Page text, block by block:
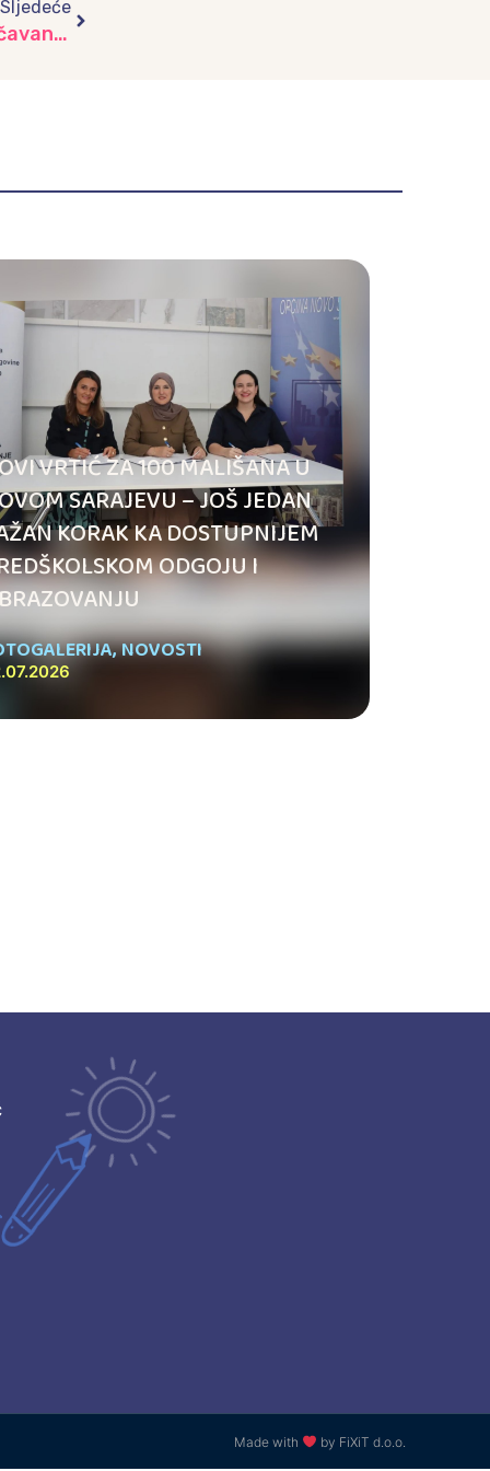
Sljedeće
Obrazovanjem do očuvanja identiteta: Podučavanje djece o domovini i obilježavanje 1. marta – Dana nezavisnosti Bosne i Hercegovine V dio
VRTIĆ ZA 100 MALIŠANA U
SARAJEVU – JOŠ JEDAN
KORAK KA DOSTUPNIJEM
ODGOJU I
,NOVOSTI
Made with by FiXiT d.o.o.